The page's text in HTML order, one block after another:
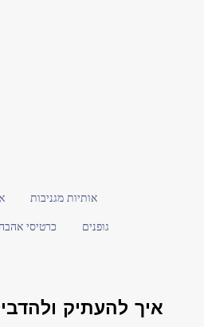
אותיות מגניבות
כרטיסי גופנים
איך להעתיק